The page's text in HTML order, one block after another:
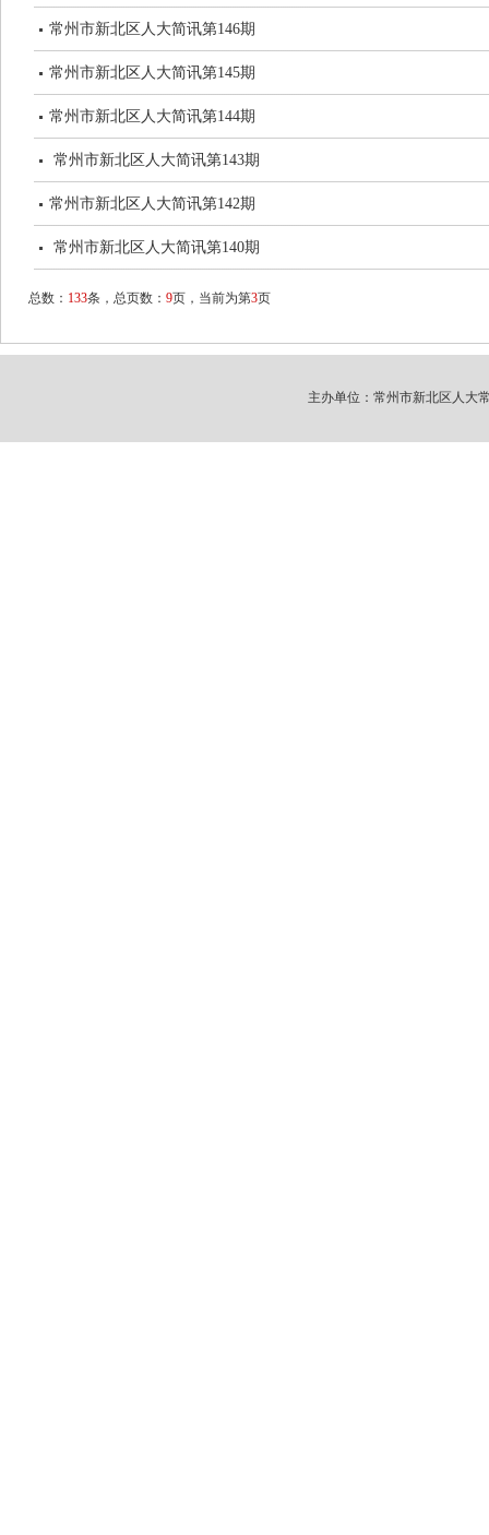
常州市新北区人大简讯第146期
常州市新北区人大简讯第145期
常州市新北区人大简讯第144期
常州市新北区人大简讯第143期
常州市新北区人大简讯第142期
常州市新北区人大简讯第140期
总数： 133条，总页数： 9页，当前为第3页
主办单位：常州市新北区人大